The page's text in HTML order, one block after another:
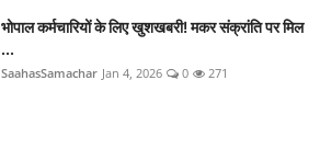
भोपाल कर्मचारियों के लिए खुशखबरी! मकर संक्रांति पर मिल
...
SaahasSamachar Jan 4, 2026 0 271